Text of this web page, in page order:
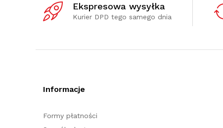
Ekspresowa wysyłka
Kurier DPD tego samego dnia
Informacje
Formy płatności